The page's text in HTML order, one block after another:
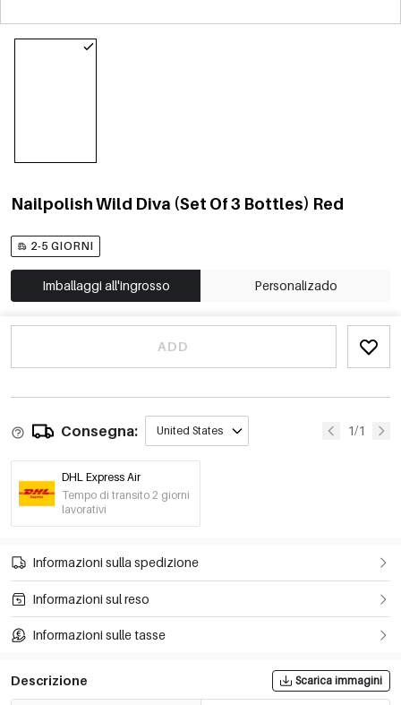
Nailpolish Wild Diva (Set Of 3 Bottles) Red
2-5 GIORNI
Imballaggi all'ingrosso Personalizado
ADD
Consegna: United States 1/1
DHL Express Air
Tempo di transito 2 giorni
lavorativi
Informazioni sulla spedizione
Informazioni sul reso
Informazioni sulle tasse
Descrizione Scarica immagini